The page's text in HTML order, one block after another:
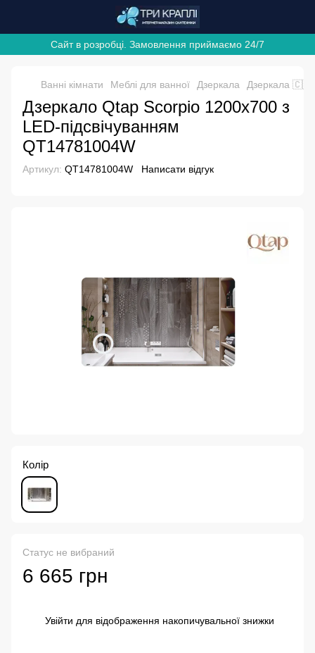
Сайт в розробці. Замовлення приймаємо 24/7
Ванні кімнати Меблі для ванної Дзеркала Дзеркала
Дзеркало Qtap Scorpio 1200х700 з
LED-підсвічуванням
QT14781004W
Артикул: QT14781004W Написати відгук
Колір
Статус не вибраний
6 665 грн
Увійти для відображення накопичувальної знижки